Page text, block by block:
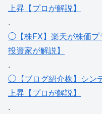
上昇【プロが解説】
.
◯【株FX】楽天が株価プ
投資家が解説】
.
◯【ブログ紹介株】シン
上昇【プロが解説】
.